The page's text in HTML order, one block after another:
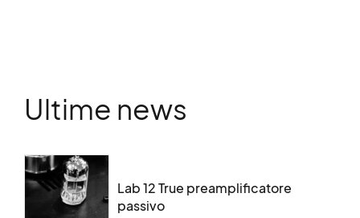
Ultime news
Lab 12 True preamplificatore
passivo